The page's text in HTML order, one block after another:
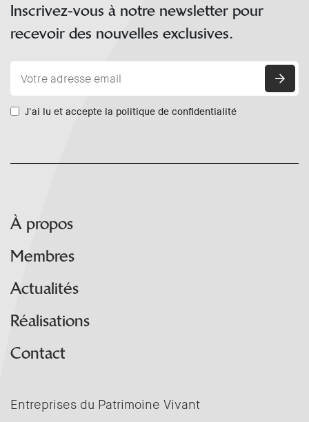
Inscrivez-vous à notre newsletter pour
recevoir des nouvelles exclusives.
J'ai lu et accepte la politique de confidentialité
À propos
Membres
Actualités
Réalisations
Contact
Entreprises du Patrimoine Vivant